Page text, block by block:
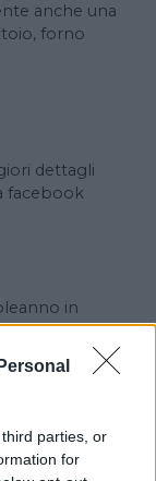
parties, or
for
anche una
forno
dettagli
facebook
in
oppure feste